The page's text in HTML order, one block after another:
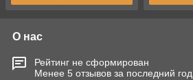
О нас
Рейтинг не сформирован
Менее 5 отзывов за последний год